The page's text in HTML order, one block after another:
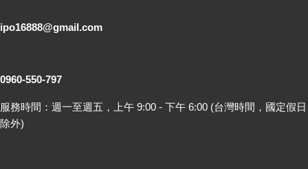
ipo16888@gmail.com
0960-550-797
服務時間：週一至週五，上午 9:00 - 下午 6:00 (台灣時間，國定假日
除外)